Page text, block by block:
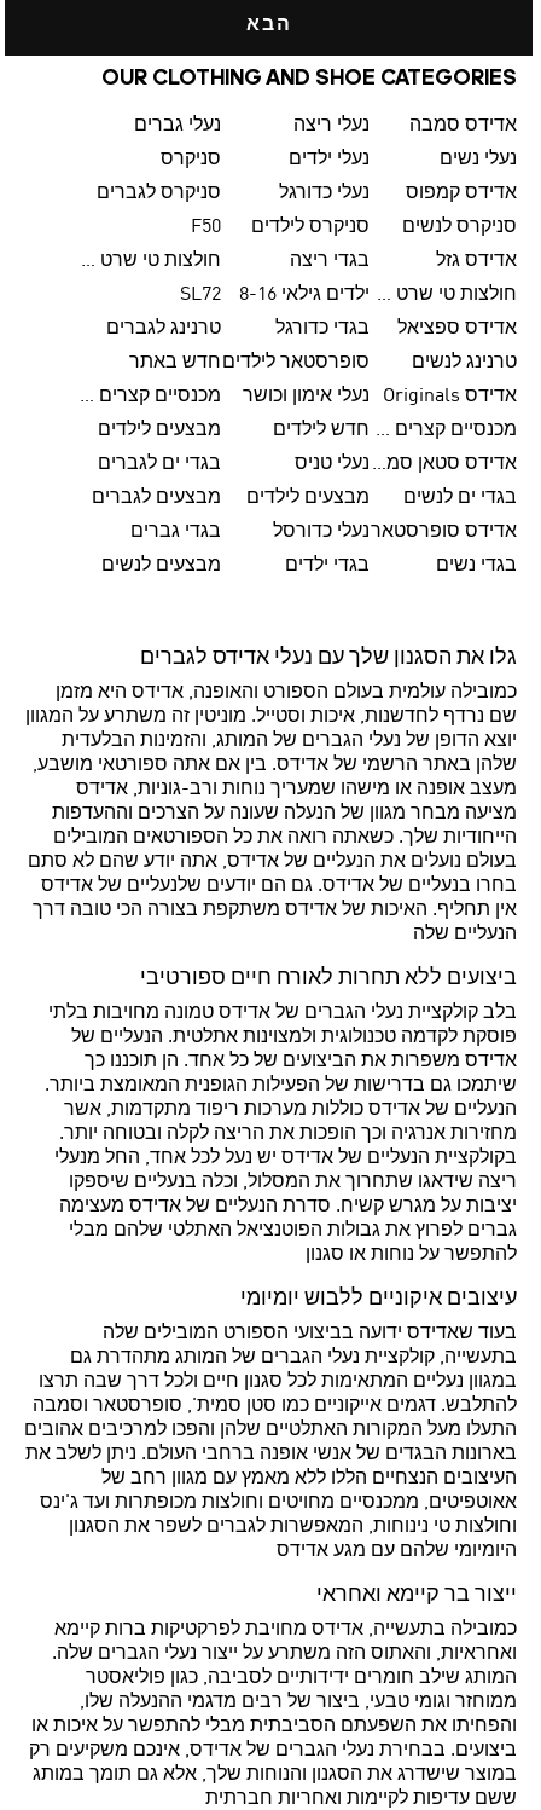
הבא
OUR CLOTHING AND SHOE CATEGORIES
אדידס סמבה נעלי ריצה
נעלי גברים
נעלי נשים
נעלי ילדים
סניקרס
אדידס קמפוס
נעלי כדורגל
סניקרס לגברים
סניקרס לנשים
סניקרס לילדים
F50
אדידס גזל
בגדי ריצה
חולצות טי שרט לגברים
חולצות טי שרט לנשים ילדים גילאי 8-16
SL72
אדידס ספציאל
בגדי כדורגל
טרנינג לגברים
טרנינג לנשים
סופרסטאר לילדים חדש באתר
אדידס Originals
נעלי אימון וכושר
מכנסיים קצרים לגברים
מכנסיים קצרים לנשים חדש לילדים
מבצעים לילדים
אדידס סטאן סמית' נעלי טניס
בגדי ים לגברים
בגדי ים לנשים
מבצעים לילדים
מבצעים לגברים
אדידס סופרסטארנעלי כדורסל
בגדי גברים
בגדי נשים
בגדי ילדים מבצעים לנשים
גלו את הסגנון שלך עם נעלי אדידס לגברים
כמובילה עולמית בעולם הספורט והאופנה, אדידס היא מזמן
שם נרדף לחדשנות, איכות וסטייל. מוניטין זה משתרע על המגוון
יוצא הדופן של נעלי הגברים של המותג, והזמינות הבלעדית
שלהן באתר הרשמי של אדידס. בין אם אתה ספורטאי מושבע,
מעצב אופנה או מישהו שמעריך נוחות ורב-גוניות, אדידס
מציעה מבחר מגוון של הנעלה שעונה על הצרכים וההעדפות
הייחודיות שלך. כשאתה רואה את כל הספורטאים המובילים
בעולם נועלים את הנעליים של אדידס, אתה יודע שהם לא סתם
בחרו בנעליים של אדידס. גם הם יודעים שלנעליים של אדידס
אין תחליף. האיכות של אדידס משתקפת בצורה הכי טובה דרך
הנעליים שלה
ביצועים ללא תחרות לאורח חיים ספורטיבי
בלב קולקציית נעלי הגברים של אדידס טמונה מחויבות בלתי
פוסקת לקדמה טכנולוגית ולמצוינות אתלטית. הנעליים של
אדידס משפרות את הביצועים של כל אחד. הן תוכננו כך
שיתמכו גם בדרישות של הפעילות הגופנית המאומצת ביותר.
הנעליים של אדידס כוללות מערכות ריפוד מתקדמות, אשר
מחזירות אנרגיה וכך הופכות את הריצה לקלה ובטוחה יותר.
בקולקציית הנעליים של אדידס יש נעל לכל אחד, החל מנעלי
ריצה שידאגו שתחרוך את המסלול, וכלה בנעליים שיספקו
יציבות על מגרש קשיח. סדרת הנעליים של אדידס מעצימה
גברים לפרוץ את גבולות הפוטנציאל האתלטי שלהם מבלי
להתפשר על נוחות או סגנון
עיצובים איקוניים ללבוש יומיומי
בעוד שאדידס ידועה בביצועי הספורט המובילים שלה
בתעשייה, קולקציית נעלי הגברים של המותג מתהדרת גם
במגוון נעליים המתאימות לכל סגנון חיים ולכל דרך שבה תרצו
להתלבש. דגמים אייקוניים כמו סטן סמית', סופרסטאר וסמבה
התעלו מעל המקורות האתלטיים שלהן והפכו למרכיבים אהובים
בארונות הבגדים של אנשי אופנה ברחבי העולם. ניתן לשלב את
העיצובים הנצחיים הללו ללא מאמץ עם מגוון רחב של
אאוטפיטים, ממכנסיים מחויטים וחולצות מכופתרות ועד ג'ינס
וחולצות טי נינוחות, המאפשרות לגברים לשפר את הסגנון
היומיומי שלהם עם מגע אדידס
ייצור בר קיימא ואחראי
כמובילה בתעשייה, אדידס מחויבת לפרקטיקות ברות קיימא
ואחראיות, והאתוס הזה משתרע על ייצור נעלי הגברים שלה.
המותג שילב חומרים ידידותיים לסביבה, כגון פוליאסטר
ממוחזר וגומי טבעי, ביצור של רבים מדגמי ההנעלה שלו,
והפחיתו את השפעתם הסביבתית מבלי להתפשר על איכות או
ביצועים. בבחירת נעלי הגברים של אדידס, אינכם משקיעים רק
במוצר שישדרג את הסגנון והנוחות שלך, אלא גם תומך במותג
ששם עדיפות לקיימות ואחריות חברתית